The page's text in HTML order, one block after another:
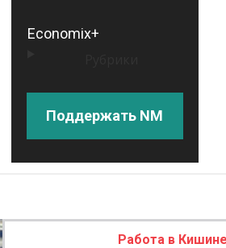
Economix+
Поддержать NM
Работа в